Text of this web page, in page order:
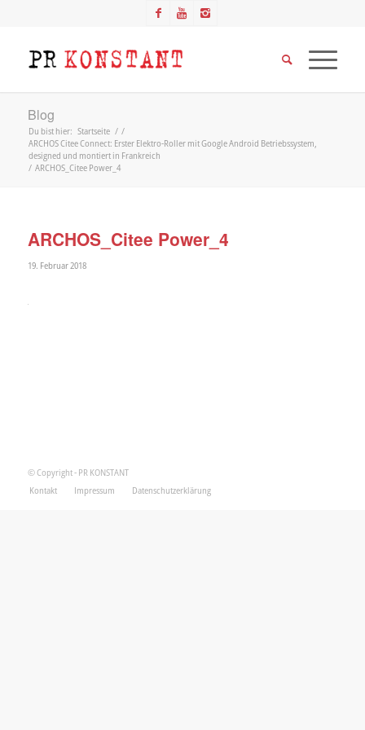
Blog
Du bist hier: Startseite / /
ARCHOS Citee Connect: Erster Elektro-Roller mit Google Android Betriebssystem,
designed und montiert in Frankreich
/ ARCHOS_Citee Power_4
ARCHOS_Citee Power_4
19. Februar 2018
© Copyright - PR KONSTANT
Kontakt
Impressum Datenschutzerklärung